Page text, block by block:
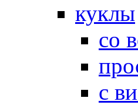
куклы
со
с